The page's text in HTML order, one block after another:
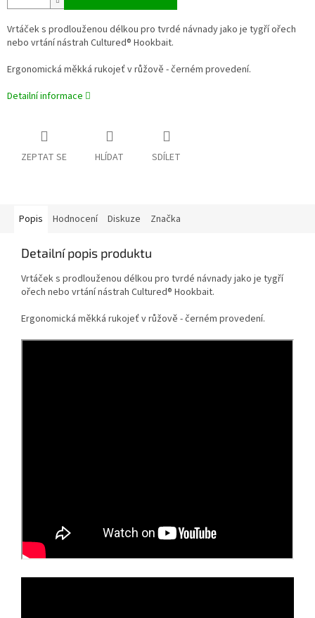
Vrtáček s prodlouženou délkou pro tvrdé návnady jako je tygří ořech
nebo vrtání nástrah Cultured® Hookbait.
Ergonomická měkká rukojeť v růžově - černém provedení.
Detailní informace
ZEPTAT SE HLÍDAT SDÍLET
Popis Hodnocení Diskuze Značka
Detailní popis produktu
Vrtáček s prodlouženou délkou pro tvrdé návnady jako je tygří
ořech nebo vrtání nástrah Cultured® Hookbait.
Ergonomická měkká rukojeť v růžově - černém provedení.